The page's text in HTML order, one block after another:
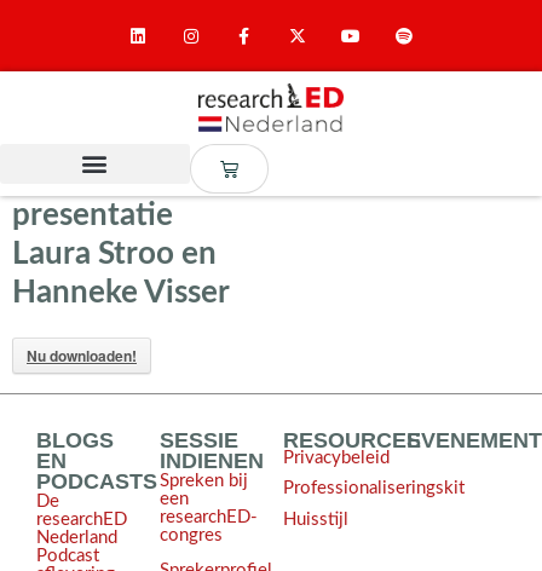
presentatie
Laura Stroo en
Hanneke Visser
Nu downloaden!
BLOGS
EN
PODCASTS
De
researchED
Nederland
Podcast
SESSIE
INDIENEN
Spreken bij
een
researchED-
congres
RESOURCES
Privacybeleid
Professionaliseringskit
Huisstijl